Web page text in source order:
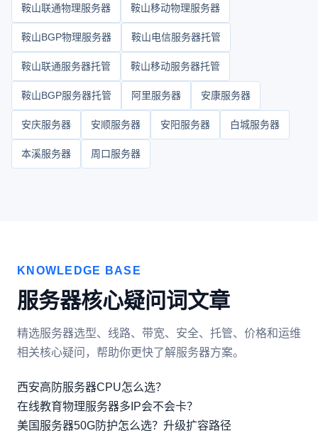
鞍山联通物理服务器 鞍山移动物理服务器
鞍山BGP物理服务器 鞍山电信服务器托管
鞍山联通服务器托管 鞍山移动服务器托管
鞍山BGP服务器托管 阿里服务器 安康服务器
安庆服务器 安顺服务器 安阳服务器 白城服务器
本溪服务器 周口服务器
KNOWLEDGE BASE
服务器核心疑问词文章
精选服务器选型、线路、带宽、安全、托管、价格和运维
相关核心疑问，帮助你更快了解服务器方案。
西安高防服务器CPU怎么选？
在线教育物理服务器多IP会不会卡？
美国服务器50G防护怎么选？升级扩容路径